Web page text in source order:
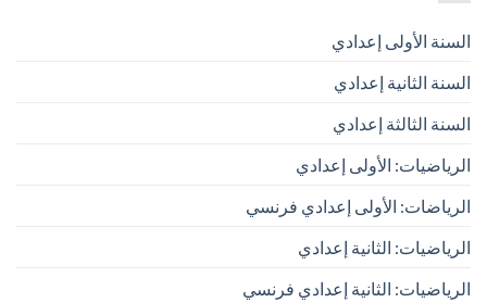
السنة الأولى إعدادي
السنة الثانية إعدادي
السنة الثالثة إعدادي
الرياضيات: الأولى إعدادي
الرياضات: الأولى إعدادي فرنسي
الرياضيات: الثانية إعدادي
الرياضيات: الثانية إعدادي فرنسي